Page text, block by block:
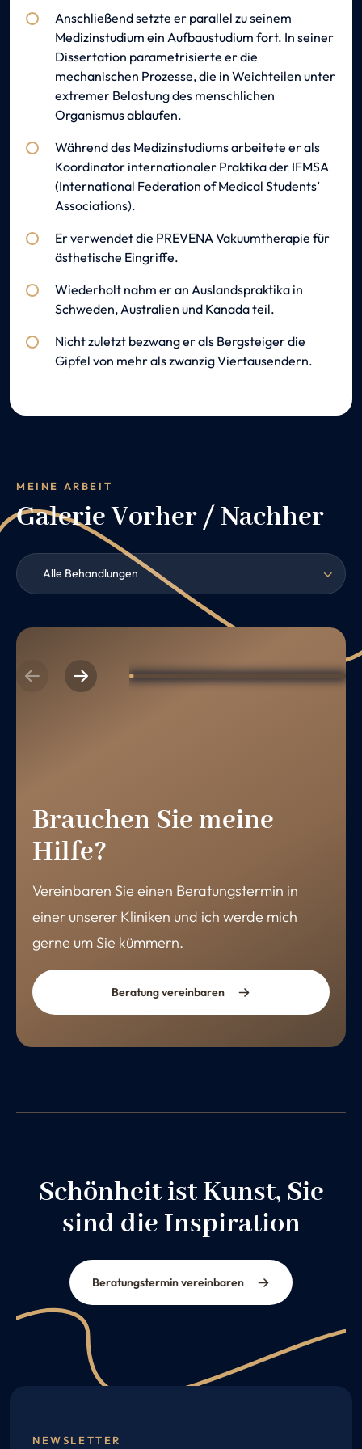
Anschließend setzte er parallel zu seinem
Medizinstudium ein Aufbaustudium fort. In seiner
Dissertation parametrisierte er die
mechanischen Prozesse, die in Weichteilen unter
extremer Belastung des menschlichen
Organismus ablaufen.
Während des Medizinstudiums arbeitete er als
Koordinator internationaler Praktika der IFMSA
(International Federation of Medical Students’
Associations).
Er verwendet die PREVENA Vakuumtherapie für
ästhetische Eingriffe.
Wiederholt nahm er an Auslandspraktika in
Schweden, Australien und Kanada teil.
Nicht zuletzt bezwang er als Bergsteiger die
Gipfel von mehr als zwanzig Viertausendern.
MEINE ARBEIT
Galerie Vorher / Nachher
Alle Behandlungen
PreviousNext 1 2 3 4 5 6 7 8 9 10 11 12
Brauchen Sie meine
Hilfe?
Vereinbaren Sie einen Beratungstermin in
einer unserer Kliniken und ich werde mich
gerne um Sie kümmern.
Beratung vereinbaren
Schönheit ist Kunst, Sie
sind die Inspiration
Beratungstermin vereinbaren
NEWSLETTER